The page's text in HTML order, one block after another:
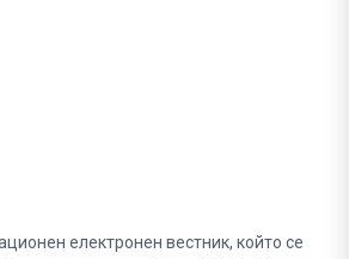
електронен вестник, който се